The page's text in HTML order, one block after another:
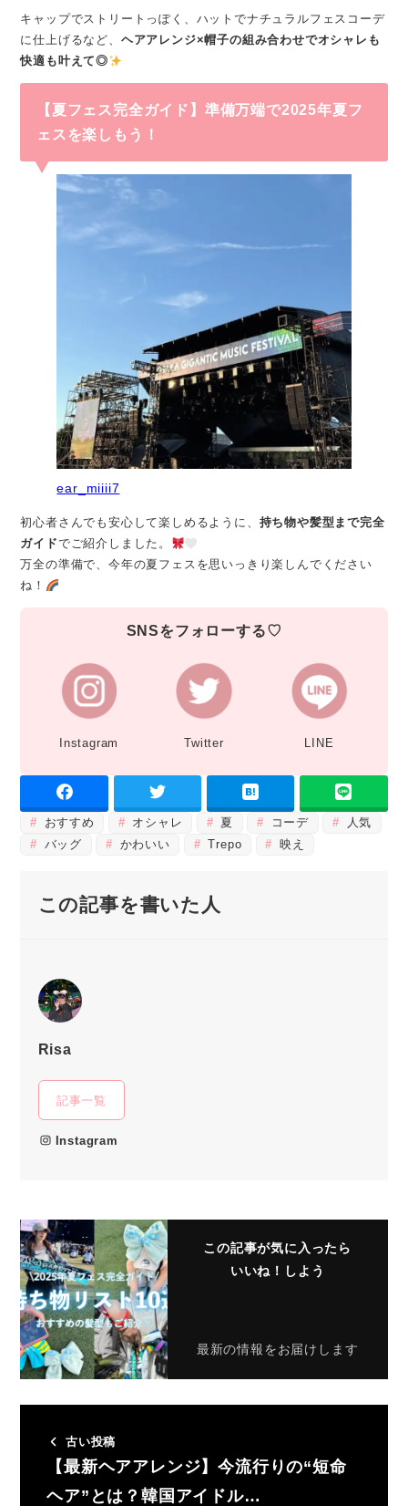
キャップでストリートっぽく、ハットでナチュラルフェスコーデ
に仕上げるなど、 ヘアアレンジ×帽子の組み合わせでオシャレも
快適も叶えて◎
【夏フェス完全ガイド】準備万端で2025年夏フ
ェスを楽しもう！
ear_miiii7
初心者さんでも安心して楽しめるように、 持ち物や髪型まで完全
ガイドでご紹介しました。
万全の準備で、今年の夏フェスを思いっきり楽しんでください
ね！
SNSをフォローする♡
Instagram Twitter LINE
おすすめ オシャレ 夏 コーデ
人気
バッグ
かわいい Trepo 映え
この記事を書いた人
Risa
記事一覧
Instagram
この記事が気に入ったら
いいね！しよう
最新の情報をお届けします
古い投稿
【最新ヘアアレンジ】今流行りの“短命
ヘア”とは？韓国アイドル…